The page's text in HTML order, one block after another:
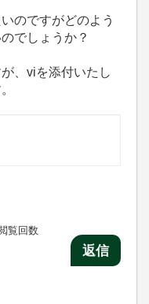
のですがどのよう
でしょうか？
、viを添付いたし
覧回数
返信